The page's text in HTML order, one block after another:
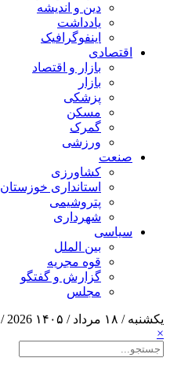
دین و اندیشه
یادداشت
اینفوگرافیک
اقتصادی
بازار و اقتصاد
بازار
پزشکی
مسکن
گمرک
ورزشی
صنعت
کشاورزی
استانداری خوزستان
پتروشیمی
شهرداری
سیاسی
بین الملل
قوه مجریه
گزارش و گفتگو
مجلس
یکشنبه / ۱۸ مرداد / ۱۴۰۵
2026
×